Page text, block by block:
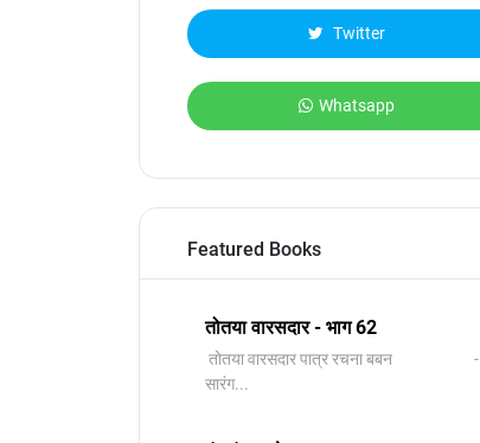
Twitter
Whatsapp
Featured Books
तोतया वारसदार - भाग 62
तोतया वारसदार पात्र रचना बबन -
सारंग...